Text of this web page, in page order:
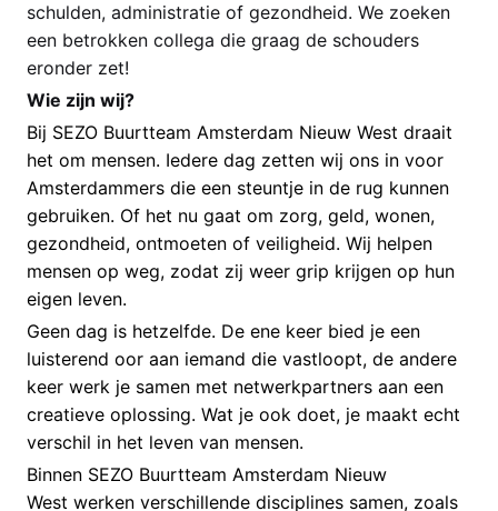
schulden, administratie of gezondheid. We zoeken
een betrokken collega die graag de schouders
eronder zet!
Wie zijn wij?
Bij SEZO Buurtteam Amsterdam Nieuw West draait
het om mensen. Iedere dag zetten wij ons in voor
Amsterdammers die een steuntje in de rug kunnen
gebruiken. Of het nu gaat om zorg, geld, wonen,
gezondheid, ontmoeten of veiligheid. Wij helpen
mensen op weg, zodat zij weer grip krijgen op hun
eigen leven.
Geen dag is hetzelfde. De ene keer bied je een
luisterend oor aan iemand die vastloopt, de andere
keer werk je samen met netwerkpartners aan een
creatieve oplossing. Wat je ook doet, je maakt echt
verschil in het leven van mensen.
Binnen SEZO Buurtteam Amsterdam Nieuw
West werken verschillende disciplines samen, zoals